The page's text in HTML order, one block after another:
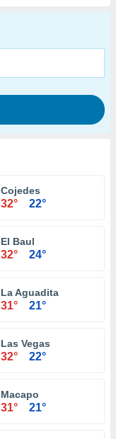
Cojedes
32° 22°
El Baul
32° 24°
La Aguadita
31° 21°
Las Vegas
32° 22°
Macapo
31° 21°